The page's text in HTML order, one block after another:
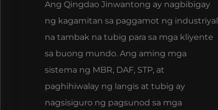
Ang Qingdao Jinwantong ay nagbibigay
ng kagamitan sa paggamot ng industriyal
na tambak na tubig para sa mga kliyente
sa buong mundo. Ang aming mga
sistema ng MBR, DAF, STP, at
paghihiwalay ng langis at tubig ay
nagsisiguro ng pagsunod sa mga